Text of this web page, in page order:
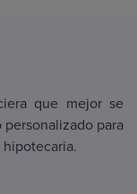
que mejor se
para